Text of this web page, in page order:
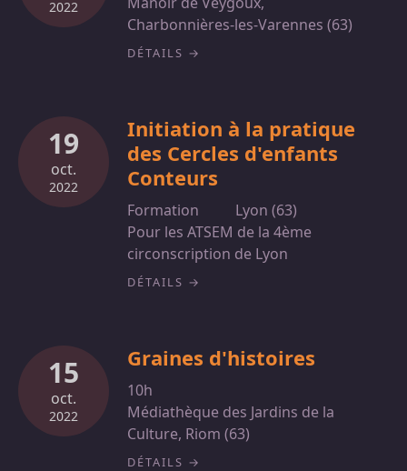
2022
Charbonnières-les-Varennes (63)
DÉTAILS
19
oct.
2022
Initiation à la pratique
des Cercles d'enfants
Conteurs
Formation
Lyon (63)
Pour les ATSEM de la 4ème
circonscription de Lyon
DÉTAILS
15
oct.
2022
Graines d'histoires
10h
Médiathèque des Jardins de la
Culture, Riom (63)
DÉTAILS